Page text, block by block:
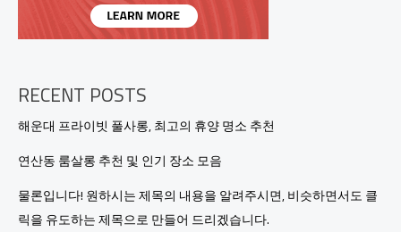
금
바
로
확
인
하
세
요!
RECENT POSTS
해운대 프라이빗 풀사롱, 최고의 휴양 명소 추천
연산동 룸살롱 추천 및 인기 장소 모음
물론입니다! 원하시는 제목의 내용을 알려주시면, 비슷하면서도 클
릭을 유도하는 제목으로 만들어 드리겠습니다.